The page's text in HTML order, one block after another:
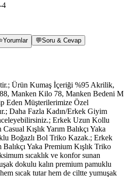
4
Yorumlar 💬Soru & Cevap
Ürün Kumaş İçeriği %95 Akrilik,
Manken Kilo 78, Manken Bedeni M
Eden Müşterilerimize Özel
Daha Fazla Kadın/Erkek Giyim
Erkek Uzun Kollu
Kışlık Yarım Balıkçı Yaka
Boğazlı Bol Triko Kazak.; Erkek
Yaka Premium Kışlık Triko
sıcaklık ve konfor sunan
dokulu kalın premium pamuklu
sıcak tutar hem de ciltte yumuşak